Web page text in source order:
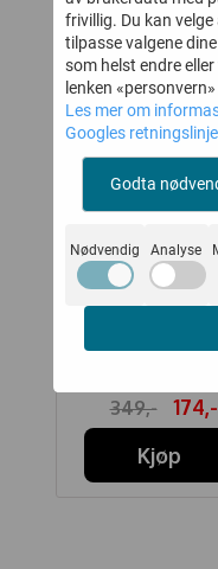
50%
HUST AND
T-SKJORTE
349,-
174,-
Kjøp
frivillig. Du kan
tilpasse valgene
som helst endre
lenken
Les mer om
Googles
Godta
Nødvendig Analyse